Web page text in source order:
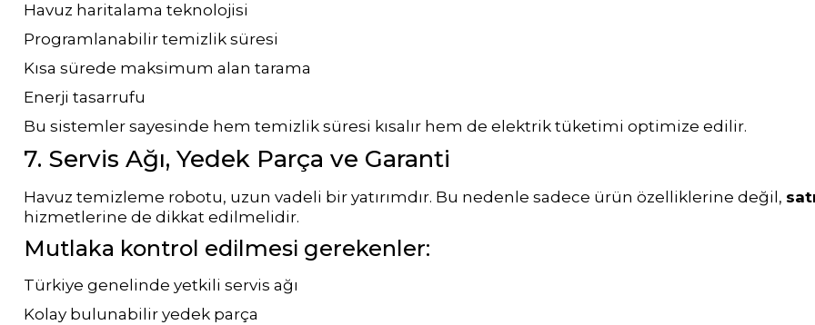
Filtre Kumu
Havuz Malzemeleri
Havuz haritalama teknolojisi
Programlanabilir temizlik süresi
Kısa sürede maksimum alan tarama
Enerji tasarrufu
Bu sistemler sayesinde hem temizlik süresi kısalır hem de elektrik tüketimi optimize edilir.
7. Servis Ağı, Yedek Parça ve Garanti
Havuz temizleme robotu, uzun vadeli bir yatırımdır. Bu nedenle sadece ürün özelliklerine değil,
hizmetlerine de dikkat edilmelidir.
Mutlaka kontrol edilmesi gerekenler:
Türkiye genelinde yetkili servis ağı
Kolay bulunabilir yedek parça